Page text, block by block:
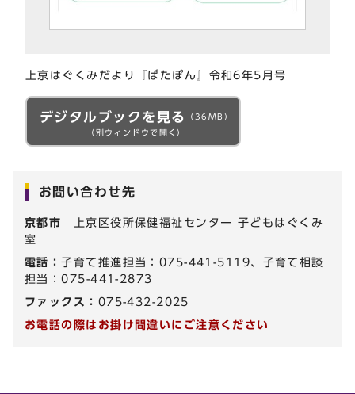
上京はぐくみだより『ぱたぽん』令和6年5月号
デジタルブックを見る
（36MB）
（別ウィンドウで開く）
お問い合わせ先
京都市 上京区役所保健福祉センター 子どもはぐくみ
室
電話：子育て推進担当：075-441-5119、子育て相談
担当：075-441-2873
ファックス： 075-432-2025
お電話の際はお掛け間違いにご注意ください